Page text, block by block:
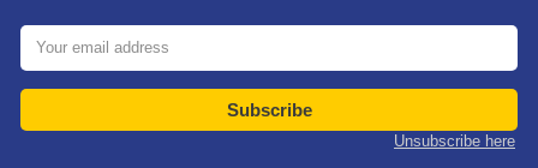
Subscribe
Unsubscribe here